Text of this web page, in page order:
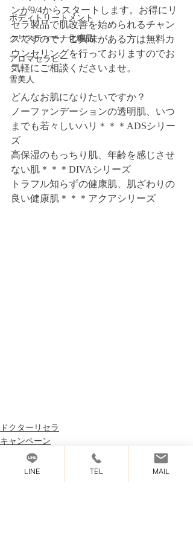
ボディトリートメント
クリスティーナ化粧品
アロマセラピー
雪美人
ンが9/4からスタートします。お得にリ
セラ製品で肌改善を始められるチャン
スですので、ご興味がある方は無料カ
ウンセリングを行っておりますのでお
気軽にご相談くださいませ。
どんなお肌になりたいですか？
ノーファンデーションの透明肌、いつ
までも若々しいハリ＊＊＊ADSシリー
ズ
高保湿のもっちり肌、年齢を感じさせ
ない肌＊＊＊DIVAシリーズ
トラフル知らずの健康肌、肌ざわりの
良い健康肌＊＊＊アクアシリーズ
ドクターリセラ
キャンペーン
LINE TEL MAIL